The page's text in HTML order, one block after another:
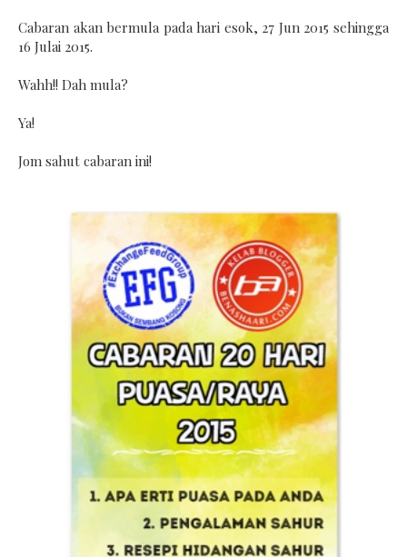
Cabaran akan bermula pada hari esok, 27 Jun 2015 sehingga
16 Julai 2015.
Wahh!! Dah mula?
Ya!
Jom sahut cabaran ini!